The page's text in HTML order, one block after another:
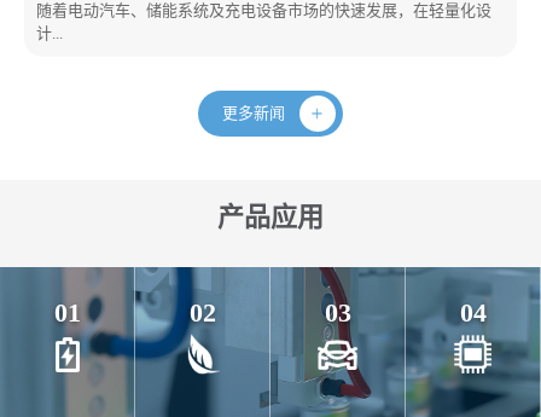
随着电动汽车、储能系统及充电设备市场的快速发展，在轻量化设
计...
更多新闻
产品应用
01 02 03 04